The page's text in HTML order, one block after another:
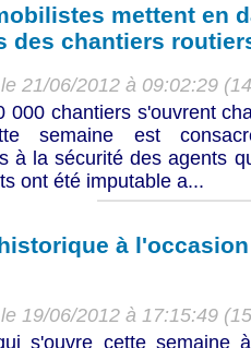
mettent en
des chantiers
21/06/2012 à 09:02:29
000 chantiers s'ouvrent
semaine est
à la sécurité des agents
ont été imputable a...
à
19/06/2012 à 17:15:49
s'ouvre cette semaine